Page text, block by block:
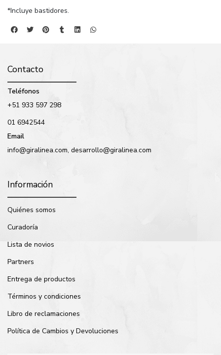
*Incluye bastidores.
Contacto
Teléfonos
+51 933 597 298
01 6942544
Email
info@giralinea.com, desarrollo@giralinea.com
Información
Quiénes somos
Curadoría
Lista de novios
Partners
Entrega de productos
Términos y condiciones
Libro de reclamaciones
Política de Cambios y Devoluciones